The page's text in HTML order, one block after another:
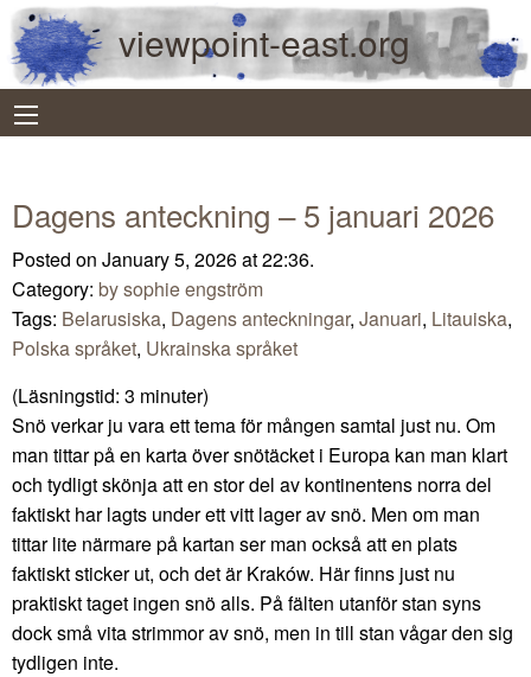
viewpoint-east.org
Dagens anteckning – 5 januari 2026
Posted on January 5, 2026 at 22:36.
Category: by sophie engström
Tags: Belarusiska, Dagens anteckningar, Januari, Litauiska,
Polska språket, Ukrainska språket
(Läsningstid: 3 minuter)
Snö verkar ju vara ett tema för mången samtal just nu. Om
man tittar på en karta över snötäcket i Europa kan man klart
och tydligt skönja att en stor del av kontinentens norra del
faktiskt har lagts under ett vitt lager av snö. Men om man
tittar lite närmare på kartan ser man också att en plats
faktiskt sticker ut, och det är Kraków. Här finns just nu
praktiskt taget ingen snö alls. På fälten utanför stan syns
dock små vita strimmor av snö, men in till stan vågar den sig
tydligen inte.